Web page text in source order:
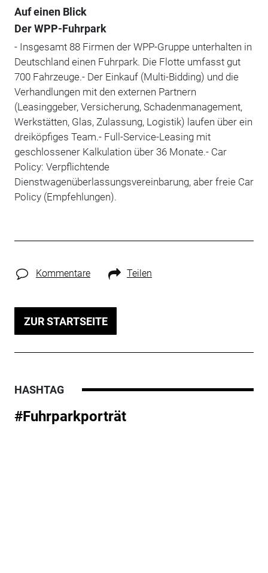
Auf einen Blick
Der WPP-Fuhrpark
- Insgesamt 88 Firmen der WPP-Gruppe unterhalten in
Deutschland einen Fuhrpark. Die Flotte umfasst gut
700 Fahrzeuge.- Der Einkauf (Multi-Bidding) und die
Verhandlungen mit den externen Partnern
(Leasinggeber, Versicherung, Schadenmanagement,
Werkstätten, Glas, Zulassung, Logistik) laufen über ein
dreiköpfiges Team.- Full-Service-Leasing mit
geschlossener Kalkulation über 36 Monate.- Car
Policy: Verpflichtende
Dienstwagenüberlassungsvereinbarung, aber freie Car
Policy (Empfehlungen).
Kommentare Teilen
ZUR STARTSEITE
HASHTAG
#Fuhrparkporträt